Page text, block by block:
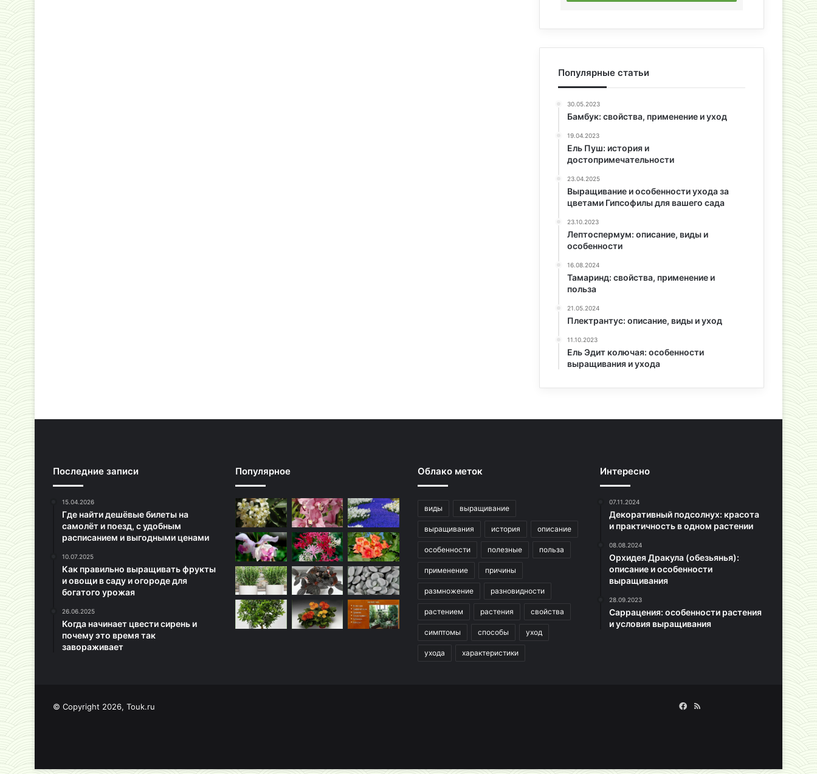
Популярные статьи
30.05.2023
Бамбук: свойства, применение и уход
19.04.2023
Ель Пуш: история и
достопримечательности
23.04.2025
Выращивание и особенности ухода за
цветами Гипсофилы для вашего сада
23.10.2023
Лептоспермум: описание, виды и
особенности
16.08.2024
Тамаринд: свойства, применение и
польза
21.05.2024
Плектрантус: описание, виды и уход
11.10.2023
Ель Эдит колючая: особенности
выращивания и ухода
Последние записи
15.04.2026
Где найти дешёвые билеты на
самолёт и поезд, с удобным
расписанием и выгодными ценами
10.07.2025
Как правильно выращивать фрукты
и овощи в саду и огороде для
богатого урожая
26.06.2025
Когда начинает цвести сирень и
почему это время так
завораживает
Популярное Облако меток
виды выращивание
выращивания история описание
особенности полезные польза
применение причины
размножение разновидности
растением растения свойства
симптомы способы уход
ухода характеристики
Интересно
07.11.2024
Декоративный подсолнух: красота
и практичность в одном растении
08.08.2024
Орхидея Дракула (обезьянья):
описание и особенности
выращивания
28.09.2023
Саррацения: особенности растения
и условия выращивания
© Copyright 2026, Touk.ru Facebook